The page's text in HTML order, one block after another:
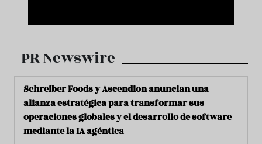
PR Newswire
Schreiber Foods y Ascendion anuncian una
alianza estratégica para transformar sus
operaciones globales y el desarrollo de software
mediante la IA agéntica